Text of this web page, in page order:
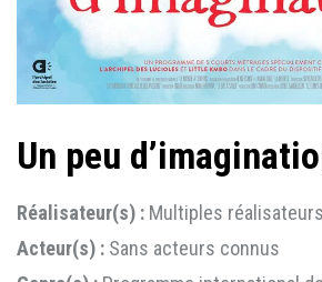
Un peu
Réalisateur(s) : Multiples réalisateurs
Acteur(s) : Sans acteurs connus